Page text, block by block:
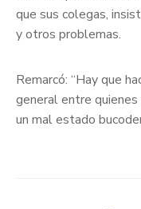
que sus colegas,
y otros problemas.
Remarcó: “Hay que
general entre
un mal estado